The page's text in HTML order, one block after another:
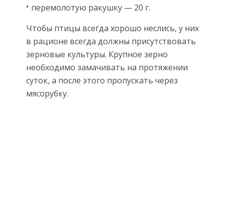
перемолотую ракушку — 20 г.
Чтобы птицы всегда хорошо неслись, у них
в рационе всегда должны присутствовать
зерновые культуры. Крупное зерно
необходимо замачивать на протяжении
суток, а после этого пропускать через
мясорубку.